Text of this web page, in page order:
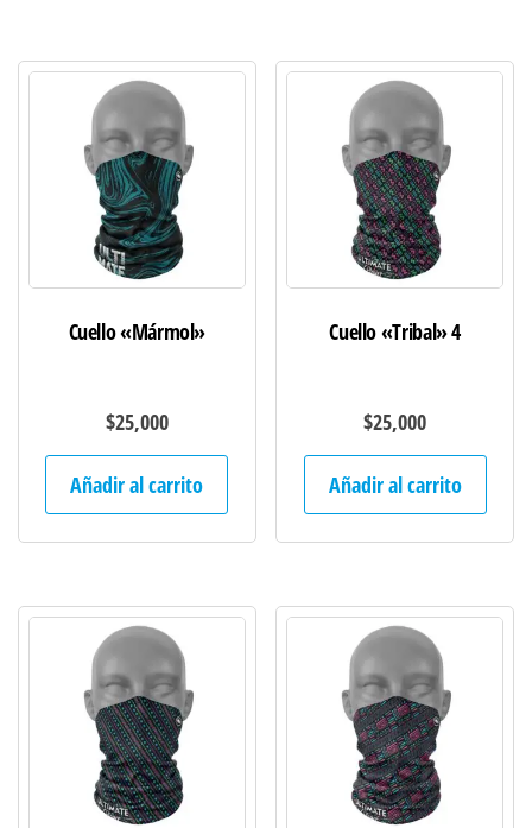
Cuello «Mármol»
$25,000
Añadir al carrito
Cuello «Tribal» 4
$25,000
Añadir al carrito